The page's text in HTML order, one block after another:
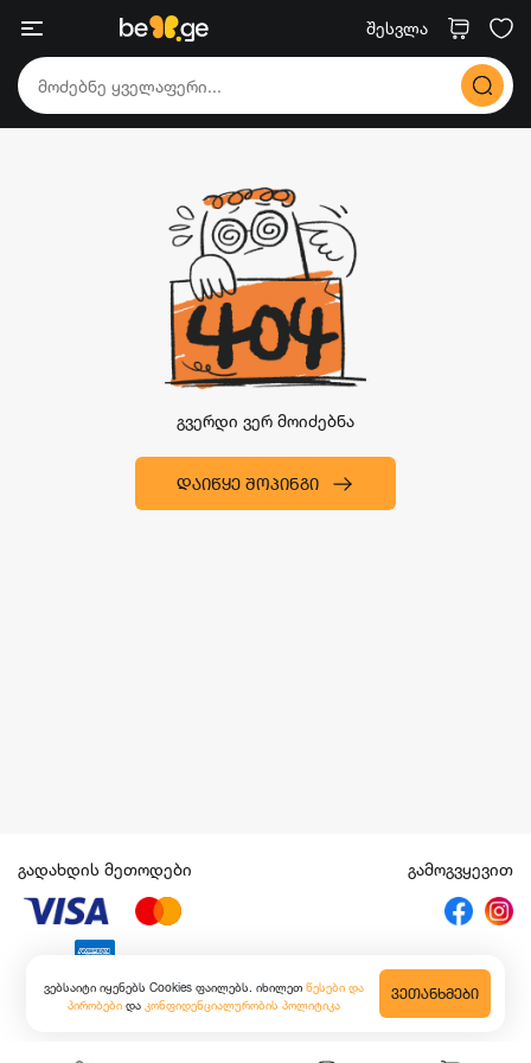
შესვლა
გვერდი ვერ მოიძებნა
ᲓᲐᲘᲬᲧᲔ ᲨᲝᲞᲘᲜᲒᲘ
ვებსაიტი იყენებს Cookies ფაილებს. იხილეთ წესები და
პირობები და კონფიდენციალურობის პოლიტიკა
ᲕᲔᲗᲐᲜᲮᲛᲔᲑᲘ
გადახდის მეთოდები გამოგვყევით